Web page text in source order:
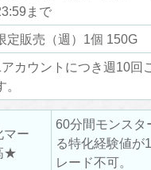
まで
定販売（週）1個 150G
カウントにつき週10回
。
マー
★
60分間モンスタ
る特化経験値が
レード不可。